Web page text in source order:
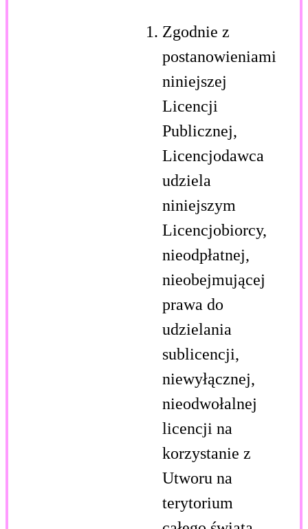
Zgodnie z
postanowieniami
niniejszej
Licencji
Publicznej,
Licencjodawca
udziela
niniejszym
Licencjobiorcy,
nieodpłatnej,
nieobejmującej
prawa do
udzielania
sublicencji,
niewyłącznej,
nieodwołalnej
licencji na
korzystanie z
Utworu na
terytorium